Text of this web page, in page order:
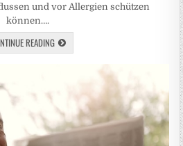
und vor Allergien schützen
können….
READING